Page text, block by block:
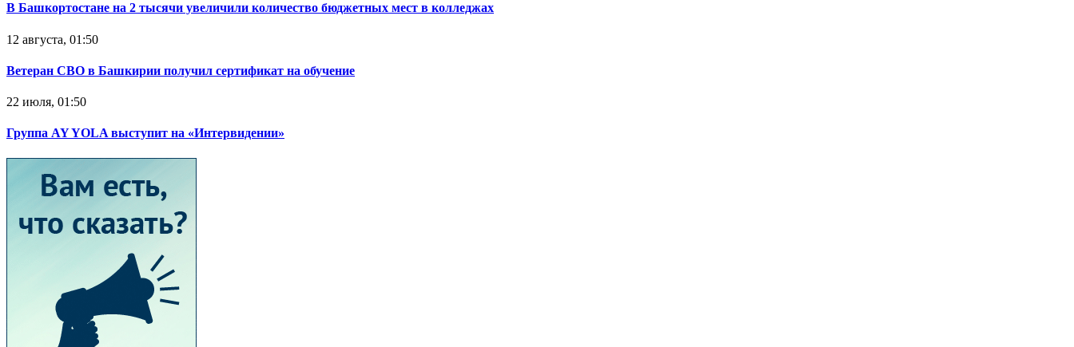
В Башкортостане на 2 тысячи увеличили количество бюджетных мест в колледжах
12 августа, 01:50
Ветеран СВО в Башкирии получил сертификат на обучение
22 июля, 01:50
Группа AY YOLA выступит на «Интервидении»